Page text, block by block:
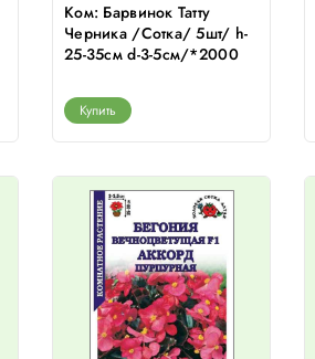
Ком: Барвинок Татту
Черника /Сотка/ 5шт/ h-
25-35см d-3-5см/*2000
Купить